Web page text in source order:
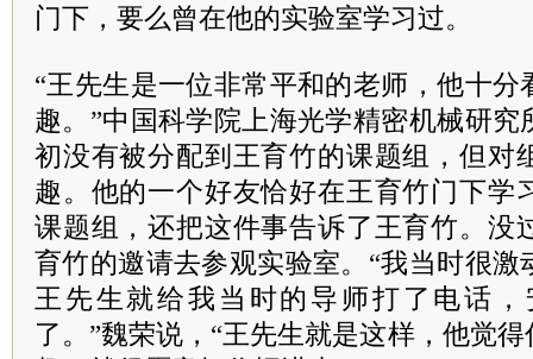
门下，要么曾在他的实验室学习过。
“王先生是一位非常平和的老师，他十
趣。”中国科学院上海光学精密机械研
初没有被分配到王育竹的课题组，但对
趣。他的一个好友恰好在王育竹门下学
课题组，还把这件事告诉了王育竹。没
育竹的邀请去参观实验室。“我当时很
王先生就给我当时的导师打了电话
了。”魏荣说，“王先生就是这样，他觉